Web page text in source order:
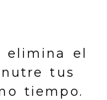
elimina el
tus
tiempo.